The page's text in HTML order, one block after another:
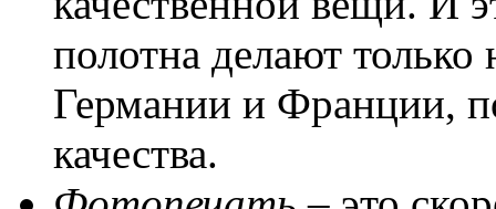
полотна делают
Германии и Франции,
качества.